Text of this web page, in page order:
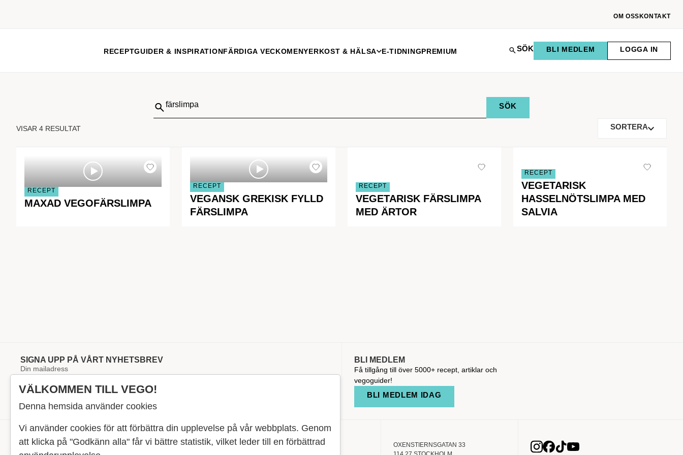
OM OSS KONTAKT
RECEPTGUIDER & INSPIRATIONFÄRDIGA VECKOMENYERKOST & HÄLSA E-TIDNINGPREMIUM SÖK BLI MEDLEM LOGGA IN
Sök
VISAR 4 RESULTAT SORTERA
RECEPT
MAXAD VEGOFÄRSLIMPA
RECEPT
VEGANSK GREKISK FYLLD
FÄRSLIMPA
RECEPT
VEGETARISK FÄRSLIMPA
MED ÄRTOR
RECEPT
VEGETARISK
HASSELNÖTSLIMPA MED
SALVIA
SIGNA UPP PÅ VÅRT NYHETSBREV
SIGNA UPP
BLI MEDLEM
Få tillgång till över 5000+ recept, artiklar och
vegoguider!
BLI MEDLEM IDAG
OXENSTIERNSGATAN 33
VÄLKOMMEN TILL VEGO!
Denna hemsida använder cookies
Vi använder cookies för att förbättra din upplevelse på vår webbplats. Genom
att klicka på "Godkänn alla" får vi bättre statistik, vilket leder till en förbättrad